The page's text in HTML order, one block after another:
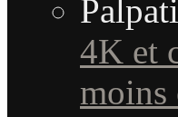
4K et
moins